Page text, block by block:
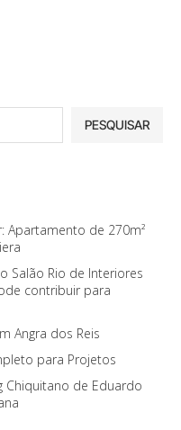
PESQUISAR
Apartamento de 270m²
Salão Rio de Interiores
contribuir para
Angra dos Reis
para Projetos
Chiquitano de Eduardo